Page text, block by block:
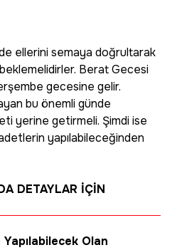
ellerini semaya doğrultarak
Berat Gecesi
gecesine gelir.
bu önemli günde
yerine getirmeli. Şimdi ise
yapılabileceğinden
DETAYLAR İÇİN
Olan